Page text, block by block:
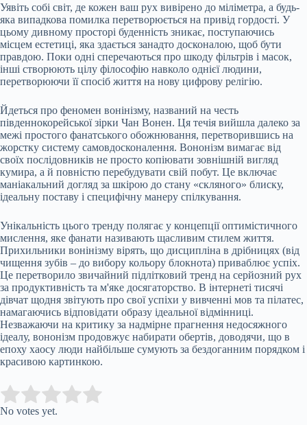
Уявіть собі світ, де кожен ваш рух вивірено до міліметра, а будь-
яка випадкова помилка перетворюється на привід гордості. У
цьому дивному просторі буденність зникає, поступаючись
місцем естетиці, яка здається занадто досконалою, щоб бути
правдою. Поки одні сперечаються про шкоду фільтрів і масок,
інші створюють цілу філософію навколо однієї людини,
перетворюючи її спосіб життя на нову цифрову релігію.
Йдеться про феномен вонінізму, названий на честь
південнокорейської зірки Чан Вонен. Ця течія вийшла далеко за
межі простого фанатського обожнювання, перетворившись на
жорстку систему самовдосконалення. Вононізм вимагає від
своїх послідовників не просто копіювати зовнішній вигляд
кумира, а й повністю перебудувати свій побут. Це включає
маніакальний догляд за шкірою до стану «скляного» блиску,
ідеальну поставу і специфічну манеру спілкування.
Унікальність цього тренду полягає у концепції оптимістичного
мислення, яке фанати називають щасливим стилем життя.
Прихильники вонінізму вірять, що дисципліна в дрібницях (від
чищення зубів – до вибору кольору блокнота) приваблює успіх.
Це перетворило звичайний підлітковий тренд на серйозний рух
за продуктивність та м'яке досягаторство. В інтернеті тисячі
дівчат щодня звітують про свої успіхи у вивченні мов та пілатес,
намагаючись відповідати образу ідеальної відмінниці.
Незважаючи на критику за надмірне прагнення недосяжного
ідеалу, вононізм продовжує набирати обертів, доводячи, що в
епоху хаосу люди найбільше сумують за бездоганним порядком і
красивою картинкою.
Rate this item:
No votes yet.